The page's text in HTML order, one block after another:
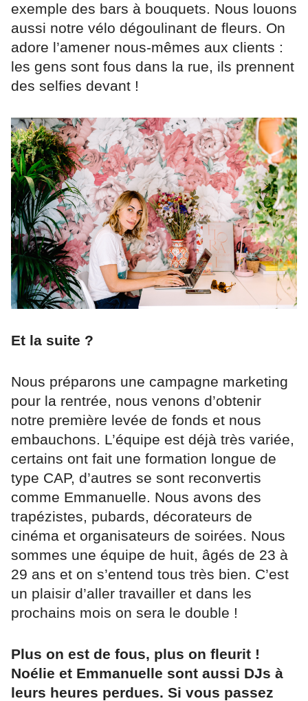
exemple des bars à bouquets. Nous louons
aussi notre vélo dégoulinant de fleurs. On
adore l’amener nous-mêmes aux clients :
les gens sont fous dans la rue, ils prennent
des selfies devant !
Et la suite ?
Nous préparons une campagne marketing
pour la rentrée, nous venons d’obtenir
notre première levée de fonds et nous
embauchons. L’équipe est déjà très variée,
certains ont fait une formation longue de
type CAP, d’autres se sont reconvertis
comme Emmanuelle. Nous avons des
trapézistes, pubards, décorateurs de
cinéma et organisateurs de soirées. Nous
sommes une équipe de huit, âgés de 23 à
29 ans et on s’entend tous très bien. C’est
un plaisir d’aller travailler et dans les
prochains mois on sera le double !
Plus on est de fous, plus on fleurit !
Noélie et Emmanuelle sont aussi DJs à
leurs heures perdues. Si vous passez